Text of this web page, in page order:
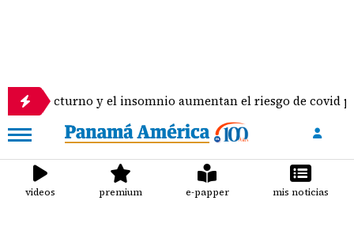
nocturno y el insomnio aumentan el riesgo de covid
videos premium e-papper mis noticias